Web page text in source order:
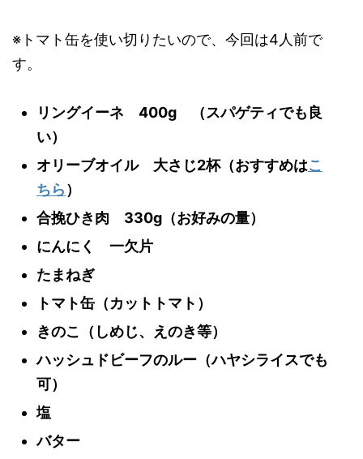
※トマト缶を使い切りたいので、今回は4人前で
す。
リングイーネ 400g （スパゲティでも良
い）
オリーブオイル 大さじ2杯（おすすめはこ
ちら）
合挽ひき肉 330g（お好みの量）
にんにく 一欠片
たまねぎ
トマト缶（カットトマト）
きのこ（しめじ、えのき等）
ハッシュドビーフのルー（ハヤシライスでも
可）
塩
バター